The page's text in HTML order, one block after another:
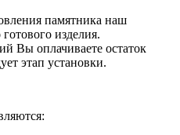
памятника наш
изделия.
Вы оплачиваете остаток
этап установки.